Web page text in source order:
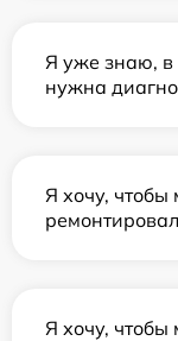
Я уже знаю, в
нужна
Я хочу, чтобы
Я хочу, чтобы